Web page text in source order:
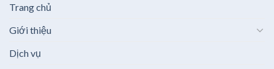
Trang chủ
Giới thiệu
Dịch vụ